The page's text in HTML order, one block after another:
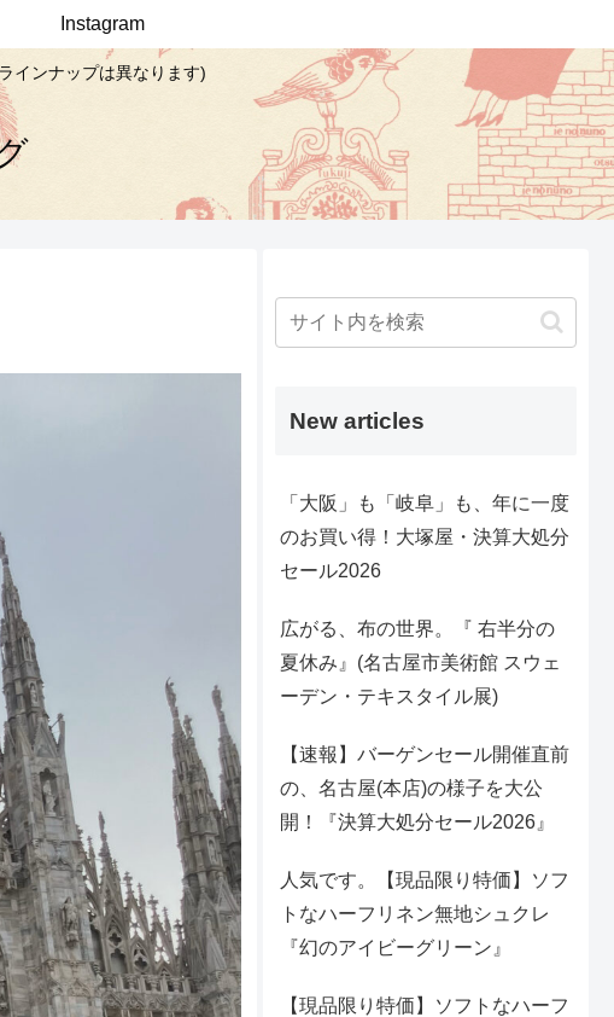
インナップは異なります)
Instagram
New articles
「大阪」も「岐阜」も、年に一度
のお買い得！大塚屋・決算大処分
セール2026
広がる、布の世界。『 右半分の
夏休み』(名古屋市美術館 スウェ
ーデン・テキスタイル展)
【速報】バーゲンセール開催直前
の、名古屋(本店)の様子を大公
開！『決算大処分セール2026』
人気です。【現品限り特価】ソフ
トなハーフリネン無地シュクレ
『幻のアイビーグリーン』
【現品限り特価】ソフトなハーフ